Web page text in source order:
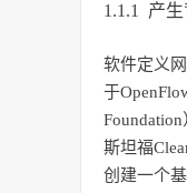
1.1.1 产生
软件定义
于
斯坦福
创建一个